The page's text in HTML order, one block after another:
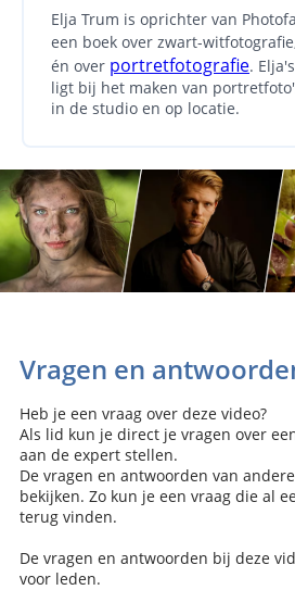
Elja Trum is oprichter van
een boek over zwart-
én over portretfotografie.
ligt bij het maken van
in de studio en op locatie.
Vragen en
Heb je een vraag over deze video?
Als lid kun je direct je vragen over
aan de expert stellen.
De vragen en antwoorden van
bekijken. Zo kun je een vraag die al
terug vinden.
De vragen en antwoorden bij deze
voor leden.